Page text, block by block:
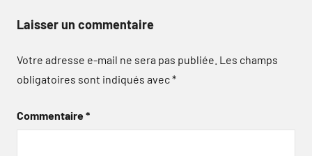
Laisser un commentaire
Votre adresse e-mail ne sera pas publiée. Les champs
obligatoires sont indiqués avec*
Commentaire*